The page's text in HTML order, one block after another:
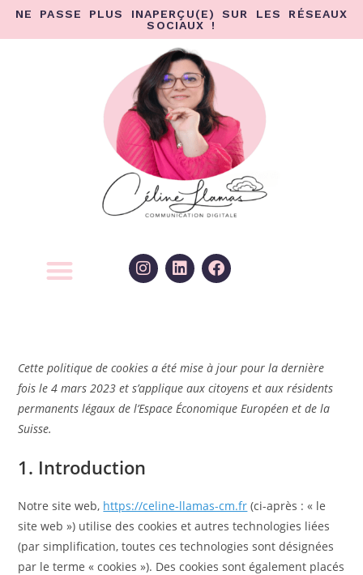
NE PASSE PLUS INAPERÇU(E) SUR LES RÉSEAUX
SOCIAUX !
Cette politique de cookies a été mise à jour pour la dernière
fois le 4 mars 2023 et s’applique aux citoyens et aux résidents
permanents légaux de l’Espace Économique Européen et de la
Suisse.
1. Introduction
Notre site web, https://celine-llamas-cm.fr (ci-après : « le
site web ») utilise des cookies et autres technologies liées
(par simplification, toutes ces technologies sont désignées
par le terme « cookies »). Des cookies sont également placés